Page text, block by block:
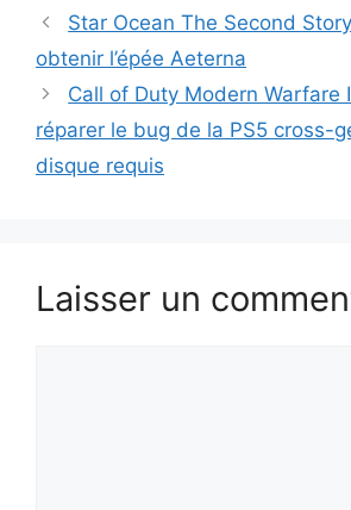
Star Ocean The Second
obtenir l’épée Aeterna
Call of Duty Modern Warfare
réparer le bug de la PS5 cross-
disque requis
Laisser un